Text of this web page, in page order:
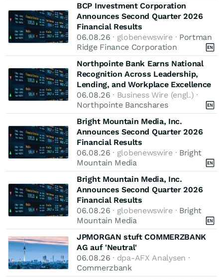
BCP Investment Corporation
Announces Second Quarter 2026
Financial Results
06.08.26 · globenewswire · Portman
Ridge Finance Corporation
Northpointe Bank Earns National
Recognition Across Leadership,
Lending, and Workplace Excellence
06.08.26 · Business Wire (engl.) ·
Northpointe Bancshares
Bright Mountain Media, Inc.
Announces Second Quarter 2026
Financial Results
06.08.26 · globenewswire · Bright
Mountain Media
Bright Mountain Media, Inc.
Announces Second Quarter 2026
Financial Results
06.08.26 · globenewswire · Bright
Mountain Media
JPMORGAN stuft COMMERZBANK
AG auf 'Neutral'
06.08.26 · dpa-AFX Analysen ·
Commerzbank